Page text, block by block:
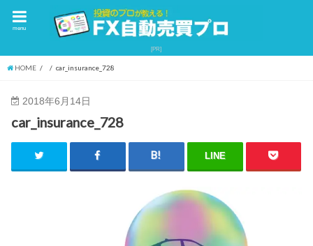
menu
HOME car_insurance_728
2018年6月14日
car_insurance_728
LINE